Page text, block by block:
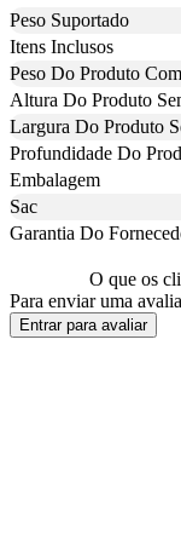
Peso Suportado
Itens Inclusos
Peso Do Produto
Altura Do Produto
Largura Do Produto
Profundidade Do
Embalagem
Sac
Garantia Do
O que os
Para enviar uma
Entrar para avaliar